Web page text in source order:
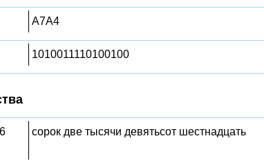
A7A4
1010011110100100
сорок две тысячи девятьсот шестнадцать